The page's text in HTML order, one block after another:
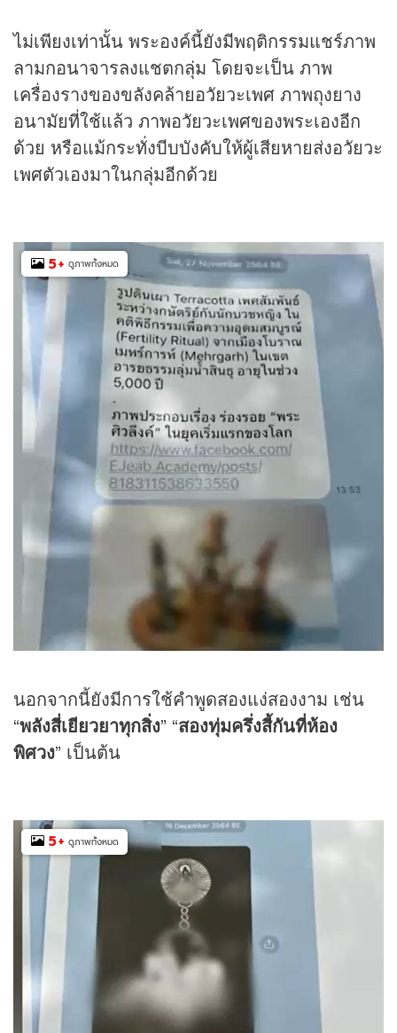
ไม่เพียงเท่านั้น พระองค์นี้ยังมีพฤติกรรมแชร์ภาพ
ลามกอนาจารลงแชตกลุ่ม โดยจะเป็น ภาพ
เครื่องรางของขลังคล้ายอวัยวะเพศ ภาพถุงยาง
อนามัยที่ใช้แล้ว ภาพอวัยวะเพศของพระเองอีก
ด้วย หรือแม้กระทั่งบีบบังคับให้ผู้เสียหายส่งอวัยวะ
เพศตัวเองมาในกลุ่มอีกด้วย
5+ ดูภาพทั้งหมด
นอกจากนี้ยังมีการใช้คำพูดสองแง่สองงาม เช่น
“พลังสี่เยียวยาทุกสิ่ง” “สองทุ่มครึ่งสี้กันที่ห้อง
พิศวง” เป็นต้น
5+ ดูภาพทั้งหมด